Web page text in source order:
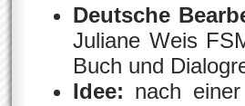
Deutsche
Juliane Weis
Buch und
Idee: nach